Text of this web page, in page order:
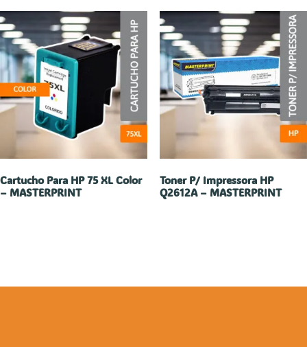
Cartucho Para HP 75 XL Color
– MASTERPRINT
Toner P/ Impressora HP
Q2612A – MASTERPRINT